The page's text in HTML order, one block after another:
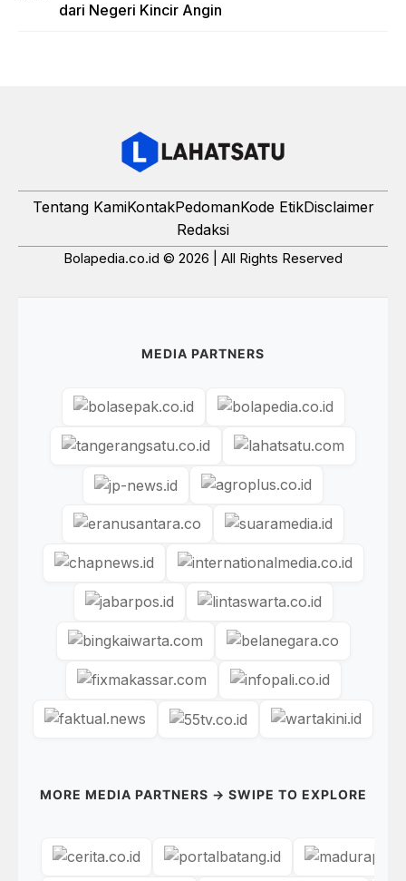
dari Negeri Kincir Angin
Tentang KamiKontakPedomanKode EtikDisclaimer
Redaksi
Bolapedia.co.id © 2026 | All Rights Reserved
MEDIA PARTNERS
MORE MEDIA PARTNERS → SWIPE TO EXPLORE